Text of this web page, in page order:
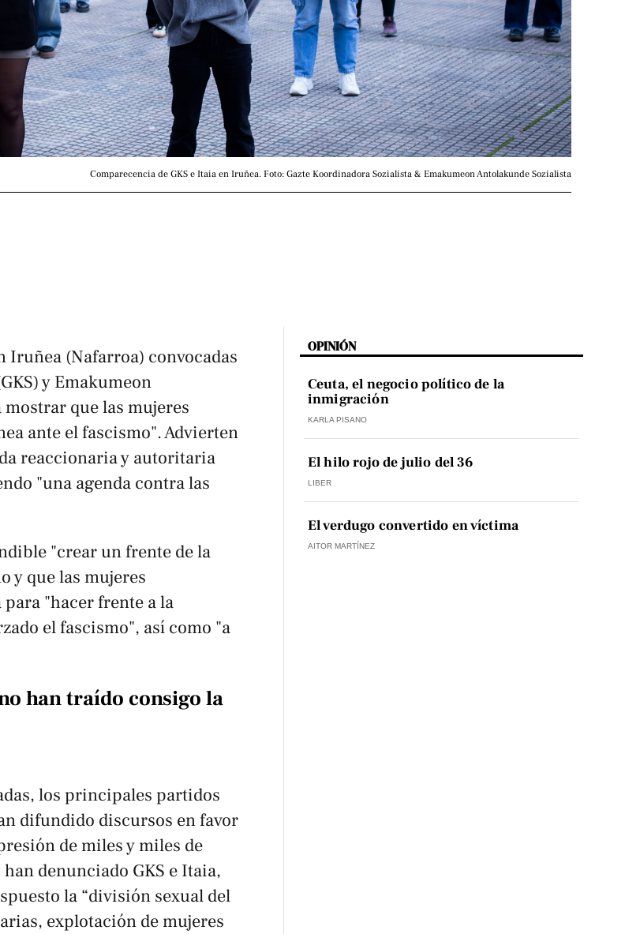
Comparecencia de GKS e Itaia en Iruñea. Foto: Gazte Koordinadora Sozialista & Emakumeon Antolakunde Sozialista
Iruñea (Nafarroa) convocadas
y Emakumeon
que las mujeres
ante el fascismo". Advierten
reaccionaria y autoritaria
"una agenda contra las
"crear un frente de la
y que las mujeres
"hacer frente a la
el fascismo", así como "a
han traído consigo la
los principales partidos
difundido discursos en favor
de miles y miles de
denunciado GKS e Itaia,
la “división sexual del
explotación de mujeres
OPINIÓN
Ceuta, el negocio político de la
inmigración
KARLA PISANO
El hilo rojo de julio del 36
LIBER
El verdugo convertido en víctima
AITOR MARTÍNEZ